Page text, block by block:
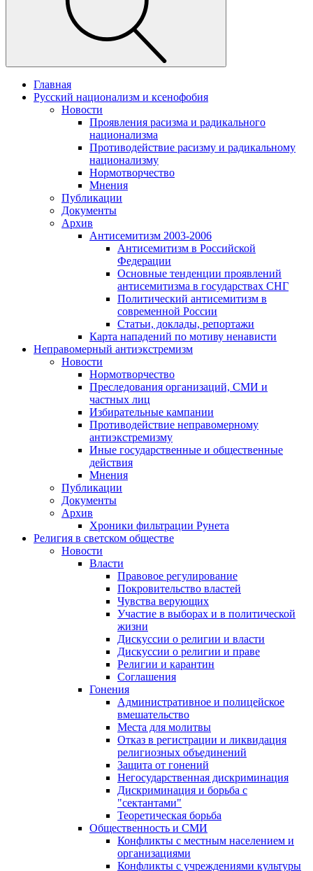
Главная
Русский национализм и ксенофобия
Новости
Проявления расизма и радикального
национализма
Противодействие расизму и радикальному
национализму
Нормотворчество
Мнения
Публикации
Документы
Архив
Антисемитизм 2003-2006
Антисемитизм в Российской
Федерации
Основные тенденции проявлений
антисемитизма в государствах СНГ
Политический антисемитизм в
современной России
Статьи, доклады, репортажи
Карта нападений по мотиву ненависти
Неправомерный антиэкстремизм
Новости
Нормотворчество
Преследования организаций, СМИ и
частных лиц
Избирательные кампании
Противодействие неправомерному
антиэкстремизму
Иные государственные и общественные
действия
Мнения
Публикации
Документы
Архив
Хроники фильтрации Рунета
Религия в светском обществе
Новости
Власти
Правовое регулирование
Покровительство властей
Чувства верующих
Участие в выборах и в политической
жизни
Дискуссии о религии и власти
Дискуссии о религии и праве
Религии и карантин
Соглашения
Гонения
Административное и полицейское
вмешательство
Места для молитвы
Отказ в регистрации и ликвидация
религиозных объединений
Защита от гонений
Негосударственная дискриминация
Дискриминация и борьба с
"сектантами"
Теоретическая борьба
Общественность и СМИ
Конфликты с местным населением и
организациями
Конфликты с учреждениями культуры